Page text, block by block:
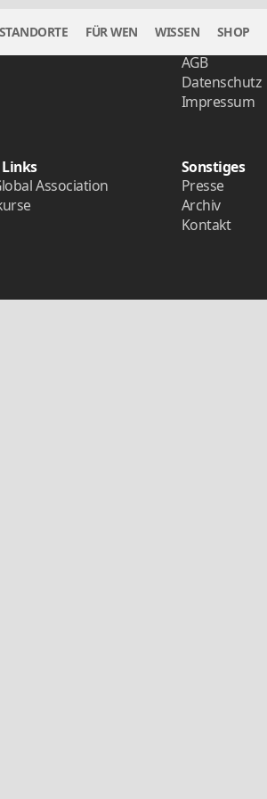
STANDORTE FÜR WEN WISSEN SHOP
AGB
Datenschutz
Impressum
Association
Sonstiges
Presse
Archiv
Kontakt